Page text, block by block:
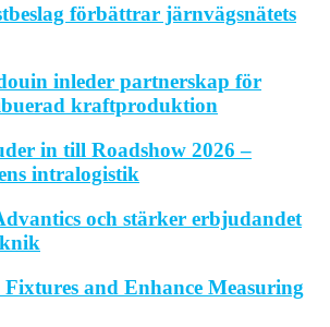
förbättrar järnvägsnätets
inleder partnerskap för
kraftproduktion
in till Roadshow 2026 –
intralogistik
och stärker erbjudandet
Fixtures and Enhance Measuring